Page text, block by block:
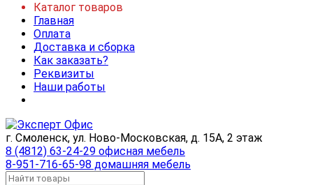
Каталог товаров
Главная
Оплата
Доставка и сборка
Как заказать?
Реквизиты
Наши работы
г. Смоленск, ул. Ново-Московская, д. 15А, 2 этаж
8 (4812) 63-24-29 офисная мебель
8-951-716-65-98 домашняя мебель